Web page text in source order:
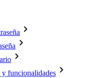
y funcionalidades